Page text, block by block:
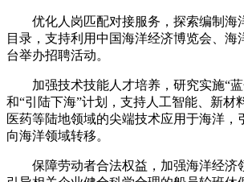
优化人岗匹配对接服务，探索编制海
目录，支持利用中国海洋经济博览会、海
台举办招聘活动。
加强技术技能人才培养，研究实施“蓝
和“引陆下海”计划，支持人工智能、新材
医药等陆地领域的尖端技术应用于海洋，
向海洋领域转移。
保障劳动者合法权益，加强海洋经济